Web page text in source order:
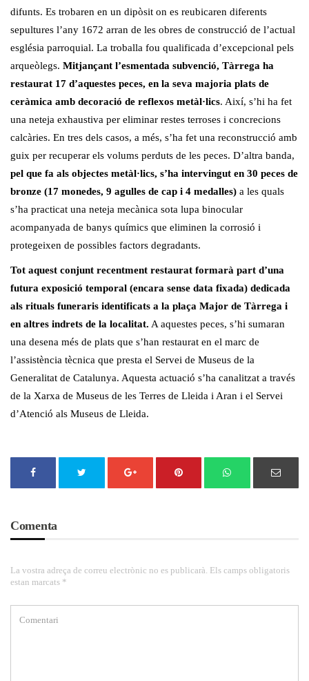
difunts. Es trobaren en un dipòsit on es reubicaren diferents
sepultures l’any 1672 arran de les obres de construcció de l’actual
església parroquial. La troballa fou qualificada d’excepcional pels
arqueòlegs. Mitjançant l’esmentada subvenció, Tàrrega ha
restaurat 17 d’aquestes peces, en la seva majoria plats de
ceràmica amb decoració de reflexos metàl·lics. Així, s’hi ha fet
una neteja exhaustiva per eliminar restes terroses i concrecions
calcàries. En tres dels casos, a més, s’ha fet una reconstrucció amb
guix per recuperar els volums perduts de les peces. D’altra banda,
pel que fa als objectes metàl·lics, s’ha intervingut en 30 peces de
bronze (17 monedes, 9 agulles de cap i 4 medalles) a les quals
s’ha practicat una neteja mecànica sota lupa binocular
acompanyada de banys químics que eliminen la corrosió i
protegeixen de possibles factors degradants.
Tot aquest conjunt recentment restaurat formarà part d’una
futura exposició temporal (encara sense data fixada) dedicada
als rituals funeraris identificats a la plaça Major de Tàrrega i
en altres indrets de la localitat. A aquestes peces, s’hi sumaran
una desena més de plats que s’han restaurat en el marc de
l’assistència tècnica que presta el Servei de Museus de la
Generalitat de Catalunya. Aquesta actuació s’ha canalitzat a través
de la Xarxa de Museus de les Terres de Lleida i Aran i el Servei
d’Atenció als Museus de Lleida.
Comenta
La vostra adreça de correu electrònic no es publicarà. Els camps obligatoris
estan marcats *